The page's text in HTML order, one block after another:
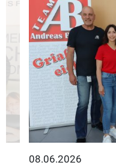
08.06.2026